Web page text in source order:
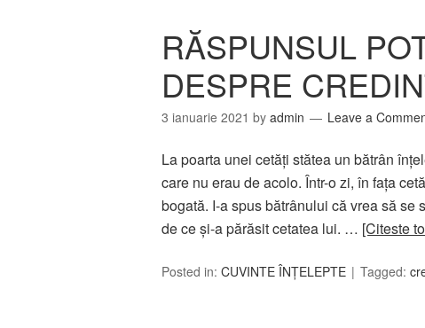
RĂSPUNSUL
DESPRE
3 ianuarie 2021 by admin Leave a
La poarta unei cetăţi stătea un bătrân
care nu erau de acolo. Într-o zi, în faţa
bogată. I-a spus bătrânului că vrea să
de ce şi-a părăsit cetatea lui. … [Citeste
Posted in: CUVINTE ÎNȚELEPTE Tagged: